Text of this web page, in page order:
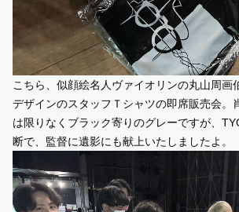
こちら、似顔絵名人ヴァイオリンの丸山周画
デザインのスタッフＴシャツの即席販売会。
は限りなくブラック寄りのグレーですが、
断で、監督に遺影にも献上いたしましたよ。